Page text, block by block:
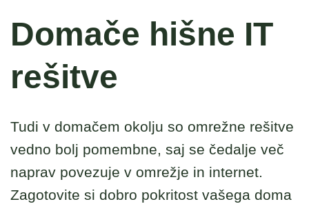
Domače hišne IT
rešitve
Tudi v domačem okolju so omrežne rešitve
vedno bolj pomembne, saj se čedalje več
naprav povezuje v omrežje in internet.
Zagotovite si dobro pokritost vašega doma